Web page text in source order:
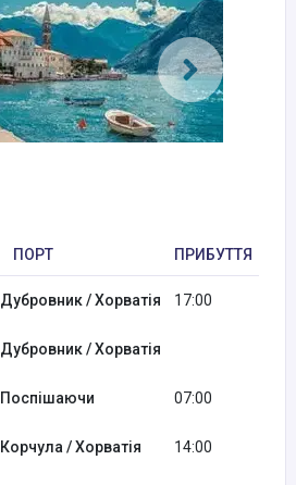
ПОРТ ПРИБУТТЯ
Дубровник / Хорватія 17:00
Дубровник / Хорватія
Поспішаючи 07:00
Корчула / Хорватія 14:00